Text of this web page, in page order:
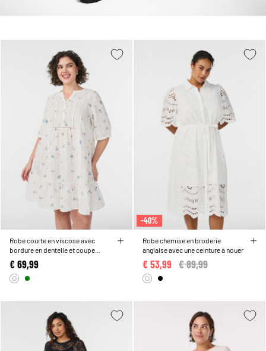
Robe courte en viscose avec
bordure en dentelle et coupe
trapèze évasée
€ 69,99
-40%
Robe chemise en broderie
anglaise avec une ceinture à nouer
Price reduced from
€ 89,99
€ 53,99